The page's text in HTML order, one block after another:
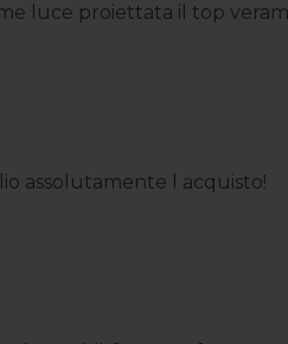
luce proiettata il top
assolutamente l acquisto!